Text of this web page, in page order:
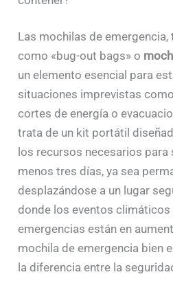
Las mochilas de
como «bug-out bags» o
un elemento esencial para
situaciones imprevistas
cortes de energía o
trata de un kit portátil
los recursos necesarios para
menos tres días, ya sea
desplazándose a un lugar
donde los eventos climáticos
emergencias están en
mochila de emergencia bien
la diferencia entre la